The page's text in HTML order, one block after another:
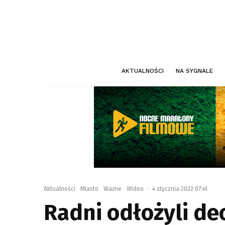
AKTUALNOŚCI NA SYGNALE
Aktualności Miasto Ważne Wideo · 4 stycznia 2022 07:41
Radni odłożyli